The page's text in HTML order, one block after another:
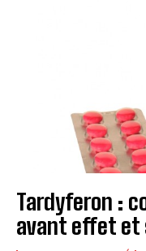
Tardyferon :
avant effet et